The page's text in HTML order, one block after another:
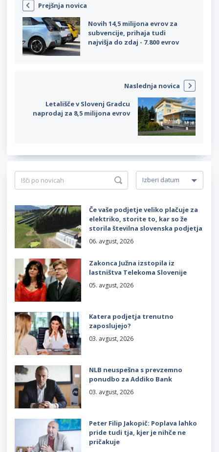
Prejšnja novica
Novih 14,5 milijona evrov za
subvencije, prihaja tudi
najvišja do zdaj - 7.800 evrov
Naslednja novica
Letališče v Slovenj Gradcu
naprodaj za 8,5 milijona evrov
Če vaše podjetje veliko plačuje za
elektriko, storite to, kar so že
storila številna slovenska podjetja
06. avgust, 2026
Zakonca Južna izstopila iz
lastništva Telekoma Slovenije
05. avgust, 2026
Katera podjetja trenutno
zaposlujejo?
03. avgust, 2026
NLB neuspešna s prevzemno
ponudbo za Addiko Bank
03. avgust, 2026
Peter Filip Jakopič: Poplava lahko
pride tudi tja, kjer je nihče ne
pričakuje